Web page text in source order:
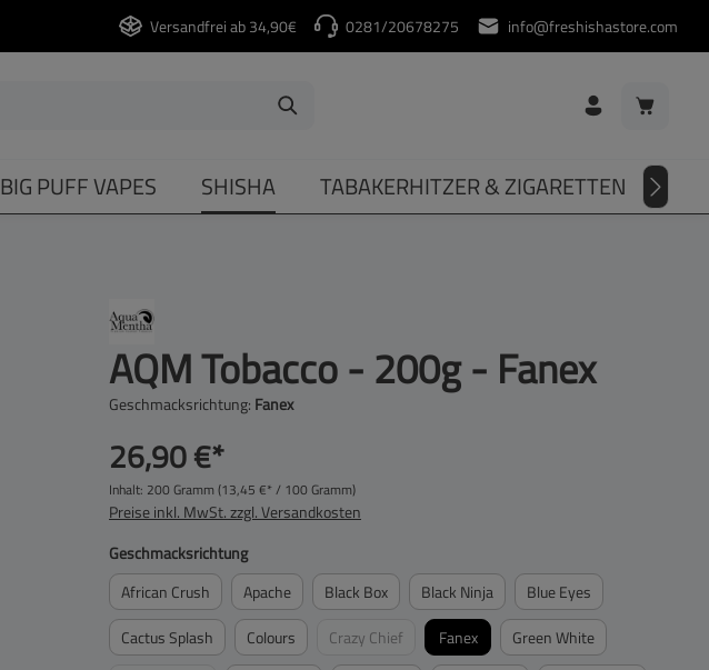
Versandfrei ab 34,90€ 0281/20678275 info@freshishastore.com
BIG PUFF VAPES SHISHA TABAKERHITZER & ZIGARETTEN
AQM Tobacco - 200g - Fanex
Geschmacksrichtung: Fanex
26,90 €*
Inhalt: 200 Gramm (13,45 €* / 100 Gramm)
Preise inkl. MwSt. zzgl. Versandkosten
Geschmacksrichtungauswählen
African Crush
Apache Black Box Black Ninja
Blue Eyes
Cactus Splash
Colours Crazy Chief(Diese Option ist zurzeit nicht verfügbar.)
Fanex
Green White